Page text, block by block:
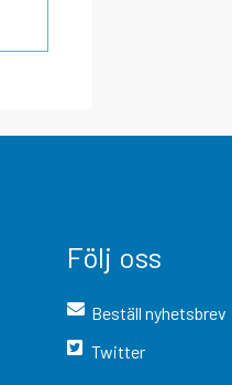
Följ oss
Beställ nyhetsbrev
Twitter